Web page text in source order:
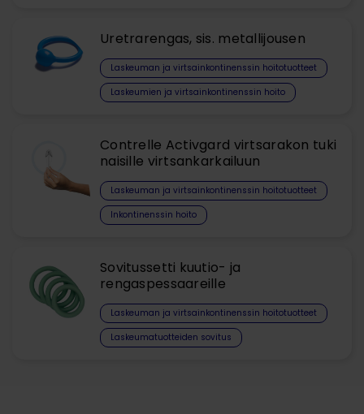
Uretrarengas, sis. metallijousen
Laskeuman ja virtsainkontinenssin hoitotuotteet​
Laskeumien ja virtsainkontinenssin hoito
Contrelle Activgard virtsarakon tuki
naisille virtsankarkailuun
Laskeuman ja virtsainkontinenssin hoitotuotteet​
Inkontinenssin hoito
Sovitussetti kuutio- ja
rengaspessaareille
Laskeuman ja virtsainkontinenssin hoitotuotteet​
Laskeumatuotteiden sovitus